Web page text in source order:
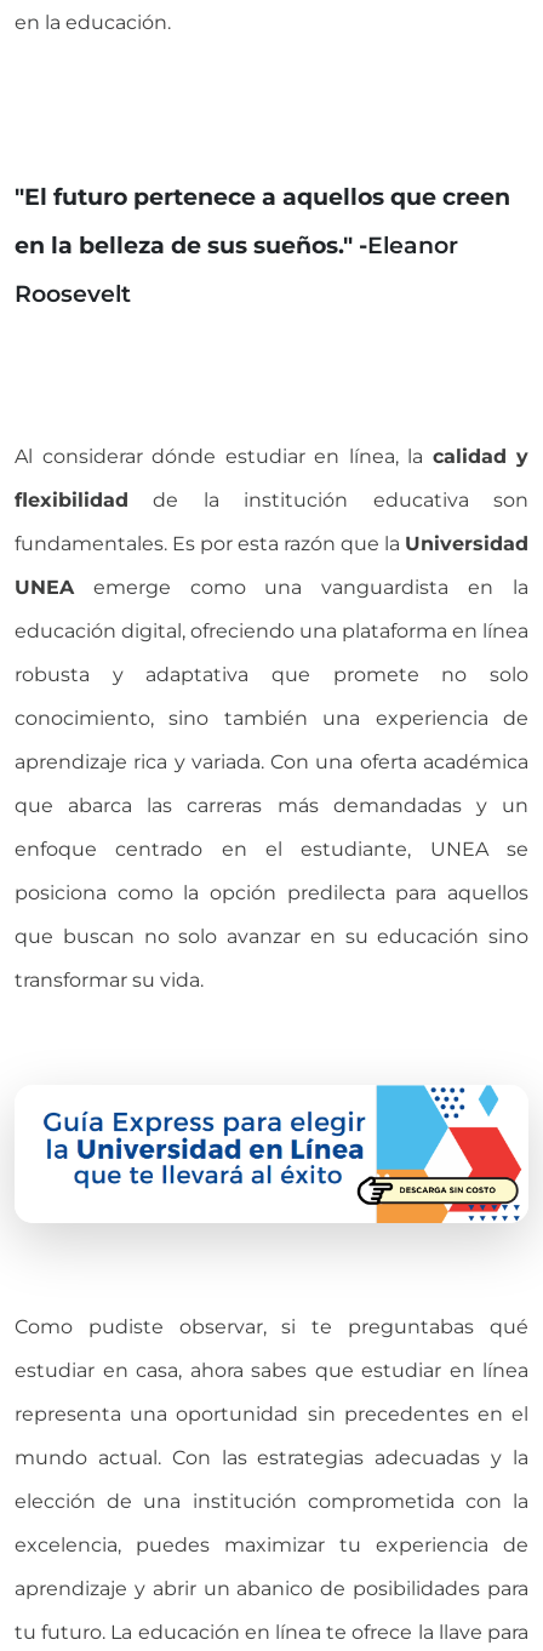
en la educación.
"El futuro pertenece a aquellos que creen
en la belleza de sus sueños." -Eleanor
Roosevelt
Al considerar dónde estudiar en línea, la calidad y
flexibilidad de la institución educativa son
fundamentales. Es por esta razón que la Universidad
UNEA emerge como una vanguardista en la
educación digital, ofreciendo una plataforma en línea
robusta y adaptativa que promete no solo
conocimiento, sino también una experiencia de
aprendizaje rica y variada. Con una oferta académica
que abarca las carreras más demandadas y un
enfoque centrado en el estudiante, UNEA se
posiciona como la opción predilecta para aquellos
que buscan no solo avanzar en su educación sino
transformar su vida.
Como pudiste observar, si te preguntabas qué
estudiar en casa, ahora sabes que estudiar en línea
representa una oportunidad sin precedentes en el
mundo actual. Con las estrategias adecuadas y la
elección de una institución comprometida con la
excelencia, puedes maximizar tu experiencia de
aprendizaje y abrir un abanico de posibilidades para
tu futuro. La educación en línea te ofrece la llave para